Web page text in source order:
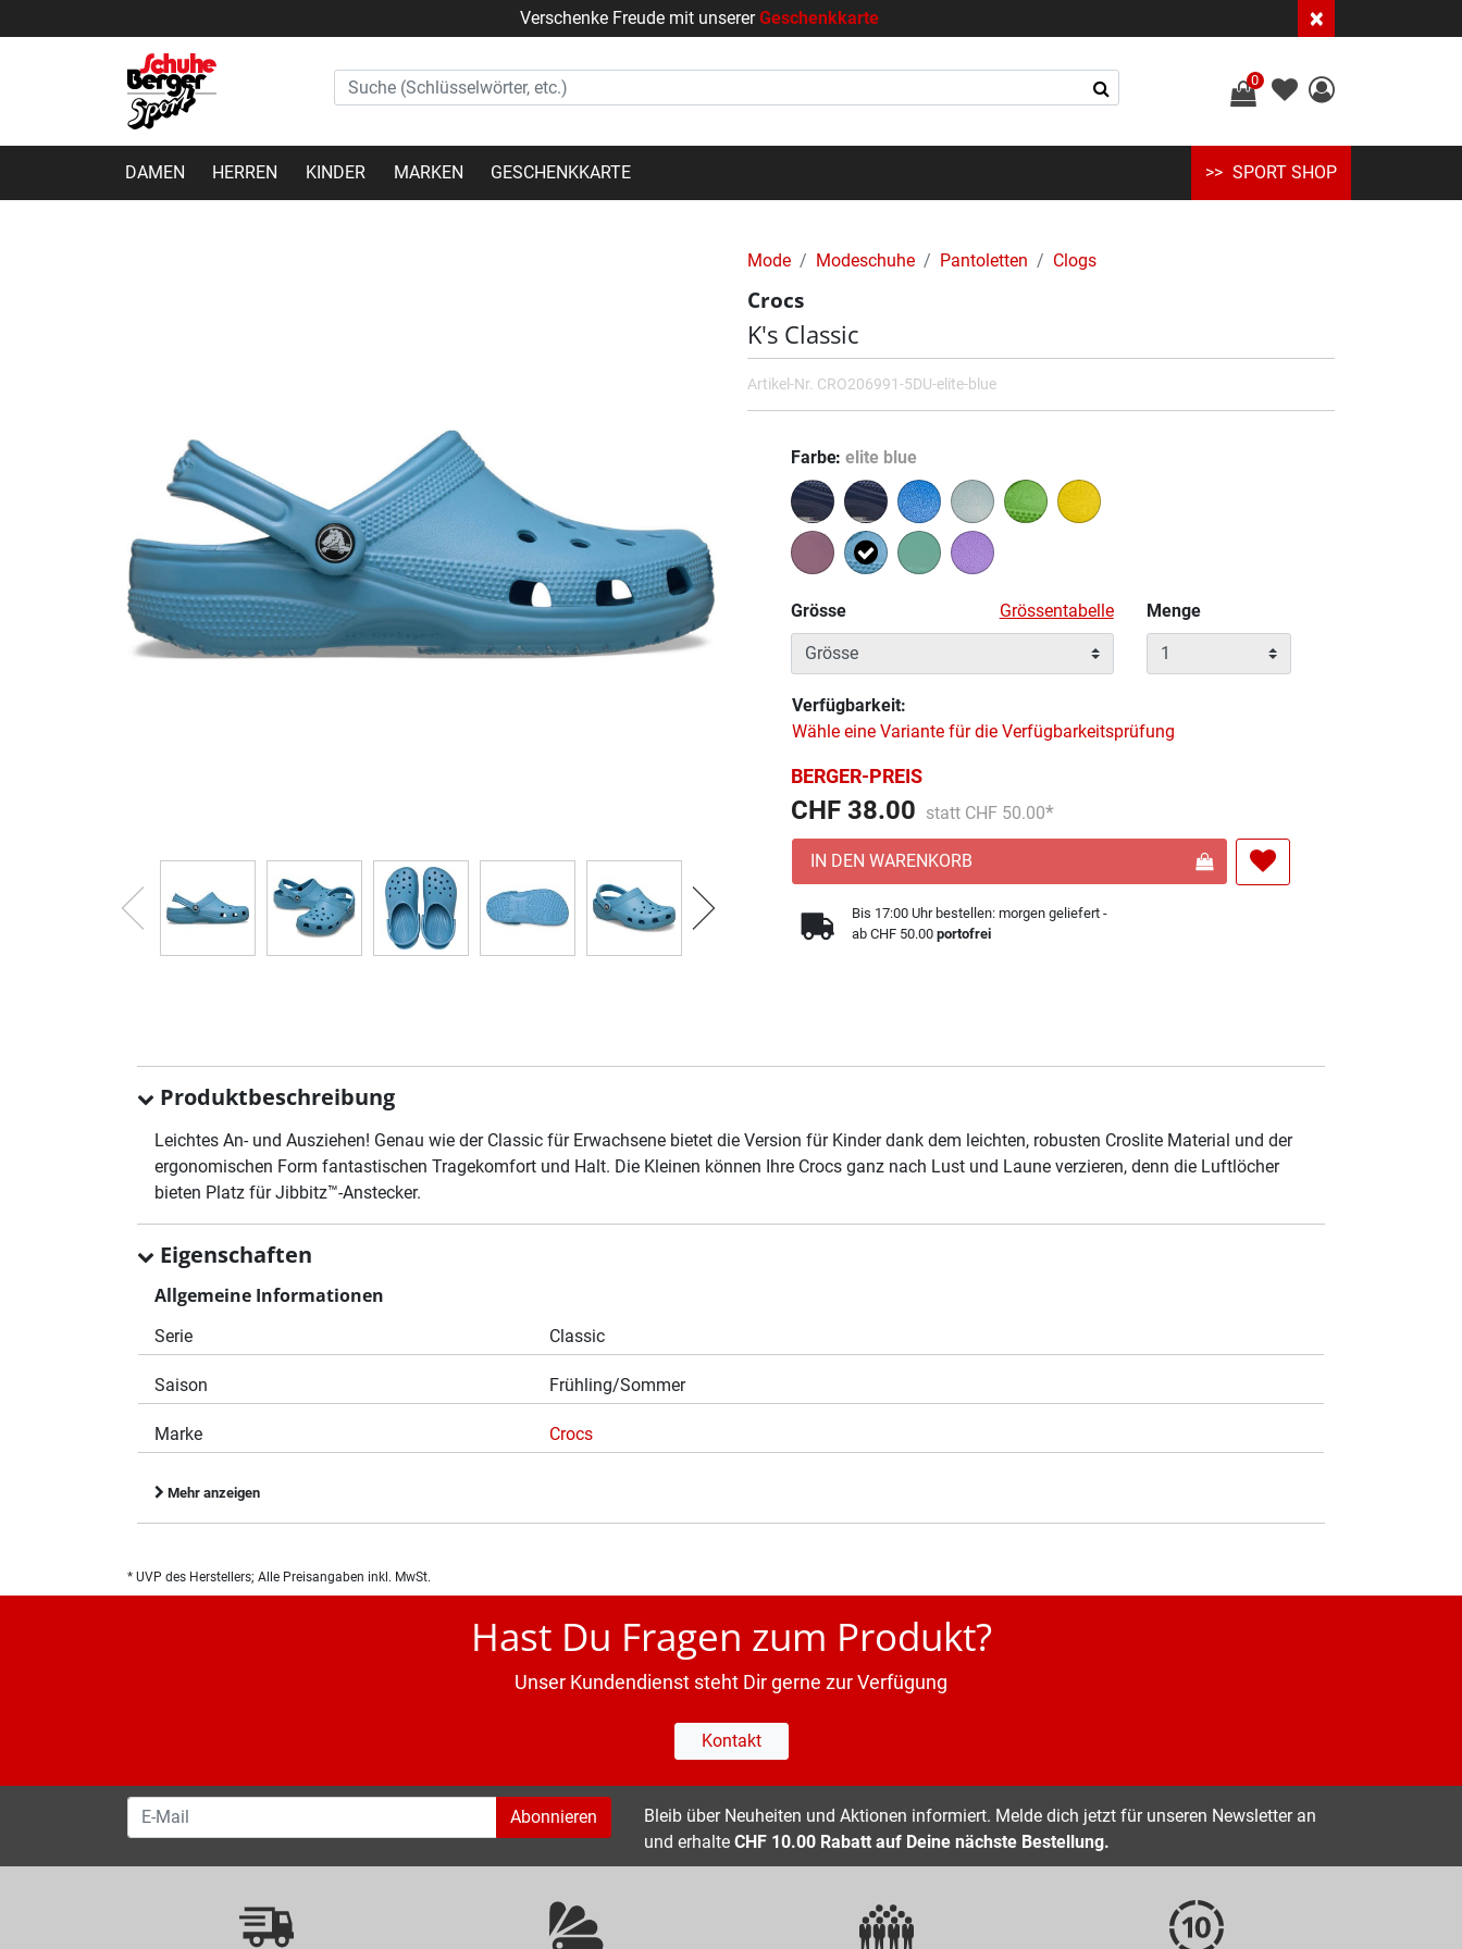
Verschenke Freude mit unsererGeschenkkarte ×
0
DAMEN HERREN KINDER MARKEN GESCHENKKARTE SPORT SHOP
Mode Modeschuhe Pantoletten Clogs
Crocs
K's Classic
Artikel-Nr. CRO206991-5DU-elite-blue
Farbe elite blue
Grösse
Grössentabelle Menge
Verfügbarkeit:
Wähle eine Variante für die Verfügbarkeitsprüfung
BERGER-PREIS
CHF 38.00 Preis reduziert von
statt CHF 50.00
An
IN DEN WARENKORB
Bis 17:00 Uhr bestellen: morgen geliefert -
ab CHF 50.00portofrei
Produktbeschreibung
Leichtes An- und Ausziehen! Genau wie der Classic für Erwachsene bietet die Version für Kinder dank dem leichten, robusten Croslite Material und der
ergonomischen Form fantastischen Tragekomfort und Halt. Die Kleinen können Ihre Crocs ganz nach Lust und Laune verzieren, denn die Luftlöcher
bieten Platz für Jibbitz™-Anstecker.
Eigenschaften
Allgemeine Informationen
Serie Classic
Saison Frühling/Sommer
Marke Crocs
Mehr anzeigen
* UVP des Herstellers; Alle Preisangaben inkl. MwSt.
Hast Du Fragen zum Produkt?
Unser Kundendienst steht Dir gerne zur Verfügung
Kontakt
Abonnieren
Bleib über Neuheiten und Aktionen informiert. Melde dich jetzt für unseren Newsletter an
und erhalte CHF 10.00 Rabatt auf Deine nächste Bestellung.